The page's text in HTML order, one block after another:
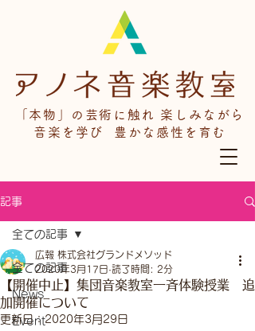
「本物」の芸術に触れ 楽しみながら
音楽を学び 豊かな感性を育む
記事
全ての記事
News
Event
全ての記事
【開催中止】集団音楽教室一斉体験授業 追
加開催について​
広報 株式会社グランドメソッド
2020年3月17日 読了時間: 2分
更新日：2020年3月29日